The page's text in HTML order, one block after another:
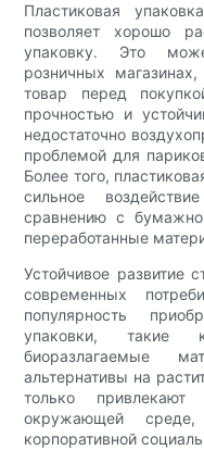
Пластиковая
позволяет хорошо
упаковку. Это
розничных
товар перед
прочностью и
недостаточно
проблемой для
Более того,
сильное
сравнению с
переработанные
Устойчивое развитие
современных
популярность
упаковки, такие
биоразлагаемые
альтернативы на
только привлекают
окружающей
корпоративной